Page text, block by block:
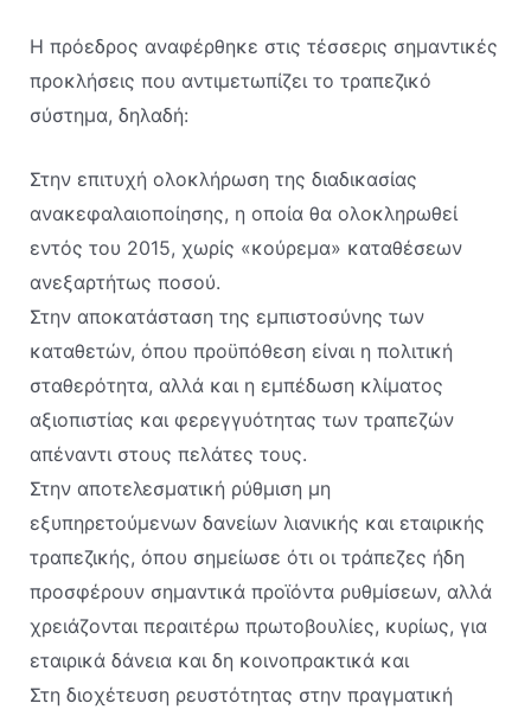
H πρόεδρος αναφέρθηκε στις τέσσερις σημαντικές
προκλήσεις που αντιμετωπίζει το τραπεζικό
σύστημα, δηλαδή:
Στην επιτυχή ολοκλήρωση της διαδικασίας
ανακεφαλαιοποίησης, η οποία θα ολοκληρωθεί
εντός του 2015, χωρίς «κούρεμα» καταθέσεων
ανεξαρτήτως ποσού.
Στην αποκατάσταση της εμπιστοσύνης των
καταθετών, όπου προϋπόθεση είναι η πολιτική
σταθερότητα, αλλά και η εμπέδωση κλίματος
αξιοπιστίας και φερεγγυότητας των τραπεζών
απέναντι στους πελάτες τους.
Στην αποτελεσματική ρύθμιση μη
εξυπηρετούμενων δανείων λιανικής και εταιρικής
τραπεζικής, όπου σημείωσε ότι οι τράπεζες ήδη
προσφέρουν σημαντικά προϊόντα ρυθμίσεων, αλλά
χρειάζονται περαιτέρω πρωτοβουλίες, κυρίως, για
εταιρικά δάνεια και δη κοινοπρακτικά και
Στη διοχέτευση ρευστότητας στην πραγματική